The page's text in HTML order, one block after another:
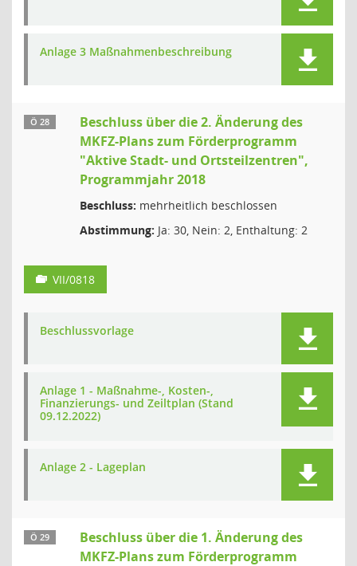
Anlage 3 Maßnahmenbeschreibung
Ö 28
Beschluss über die 2. Änderung des
MKFZ-Plans zum Förderprogramm
"Aktive Stadt- und Ortsteilzentren",
Programmjahr 2018
Beschluss: mehrheitlich beschlossen
Abstimmung: Ja: 30, Nein: 2, Enthaltung: 2
VII/0818
Beschlussvorlage
Anlage 1 - Maßnahme-, Kosten-,
Finanzierungs- und Zeiltplan (Stand
09.12.2022)
Anlage 2 - Lageplan
Ö 29
Beschluss über die 1. Änderung des
MKFZ-Plans zum Förderprogramm